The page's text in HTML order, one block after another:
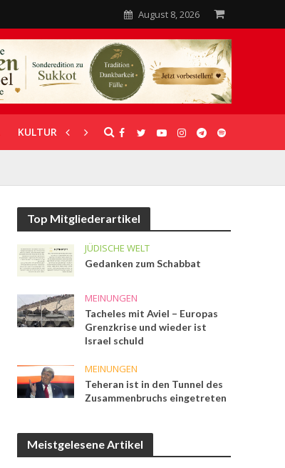
August 8, 2026
KULTUR UNTERSTÜTZUNG
Top Mitgliederartikel
JÜDISCHE WELT
Gedanken zum Schabbat
MEINUNGEN
Tacheles mit Aviel – Europas
Grenzkrise und wieder ist
Israel schuld
MEINUNGEN
Teheran ist in den Tunnel des
Zusammenbruchs eingetreten
Meistgelesene Artikel